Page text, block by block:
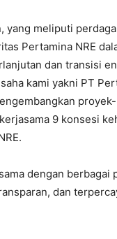
yang meliputi
Pertamina NRE
dan transisi
kami yakni PT
9 konsesi
dengan berbagai
dan